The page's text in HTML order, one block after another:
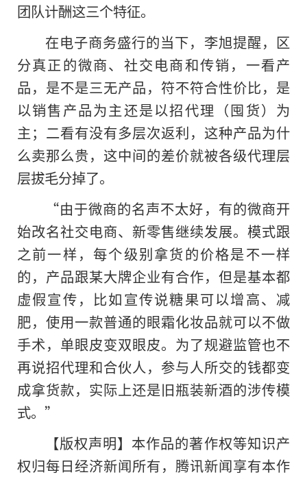
团队计酬这三个特征。
在电子商务盛行的当下，李旭提醒，区
分真正的微商、社交电商和传销，一看产
品，是不是三无产品，符不符合性价比，是
以销售产品为主还是以招代理（囤货）为
主；二看有没有多层次返利，这种产品为什
么卖那么贵，这中间的差价就被各级代理层
层拔毛分掉了。
“由于微商的名声不太好，有的微商开
始改名社交电商、新零售继续发展。模式跟
之前一样，每个级别拿货的价格是不一样
的，产品跟某大牌企业有合作，但是基本都
虚假宣传，比如宣传说糖果可以增高、减
肥，使用一款普通的眼霜化妆品就可以不做
手术，单眼皮变双眼皮。为了规避监管也不
再说招代理和合伙人，参与人所交的钱都变
成拿货款，实际上还是旧瓶装新酒的涉传模
式。”
【版权声明】本作品的著作权等知识产
权归每日经济新闻所有，腾讯新闻享有本作